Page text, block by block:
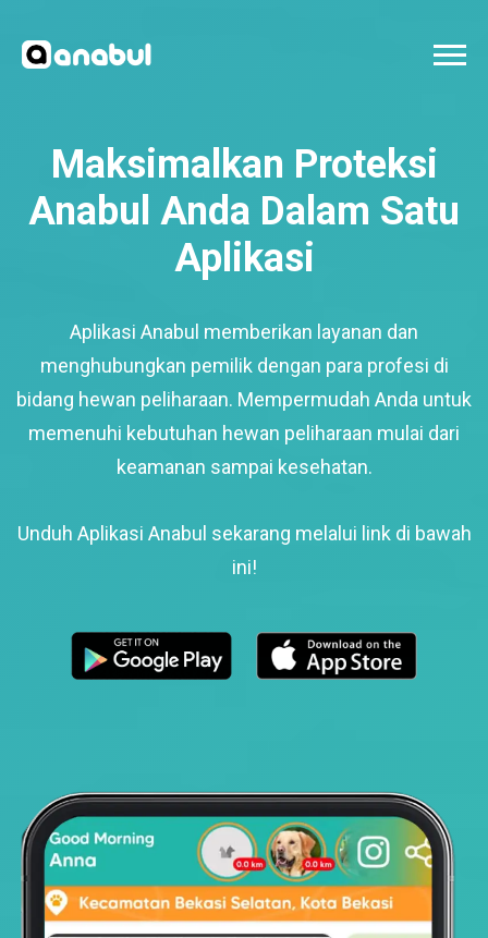
Maksimalkan Proteksi
Anabul Anda Dalam Satu
Aplikasi
Aplikasi Anabul memberikan layanan dan
menghubungkan pemilik dengan para profesi di
bidang hewan peliharaan. Mempermudah Anda untuk
memenuhi kebutuhan hewan peliharaan mulai dari
keamanan sampai kesehatan.
Unduh Aplikasi Anabul sekarang melalui link di bawah
ini!